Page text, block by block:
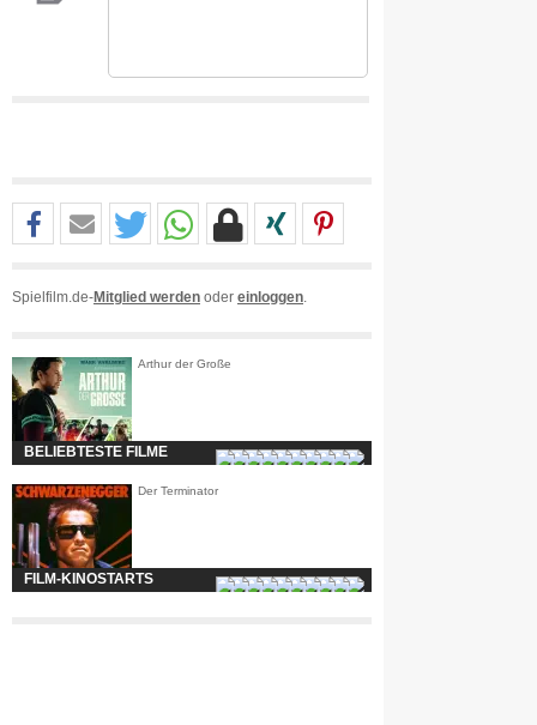
Spielfilm.de-Mitglied werden oder einloggen
Arthur der Große
BELIEBTESTE FILME
Der Terminator
FILM-KINOSTARTS